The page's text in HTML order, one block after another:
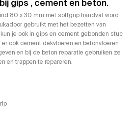
gips , cement en beton.
80 x 30 mm met softgrip handvat word
gebruikt met het bezetten van
je ook in gips en cement gebonden stuc
ook cement dekvloeren en betonvloeren
en bij de beton reparatie gebruiken ze
en trappen te repareren.